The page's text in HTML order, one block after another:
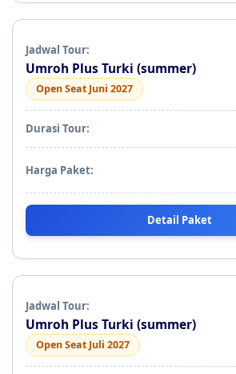
Umroh Plus Turki (summer)
Open Seat Juni 2027
Detail Paket
Umroh Plus Turki (summer)
Open Seat Juli 2027